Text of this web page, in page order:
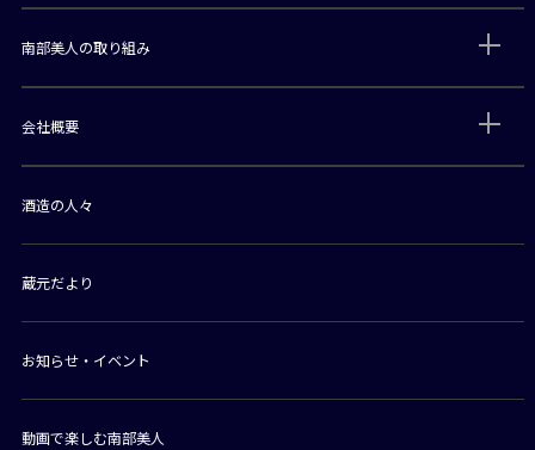
南部美人の取り組み
会社概要
酒造の人々
蔵元だより
お知らせ・イベント
動画で楽しむ南部美人